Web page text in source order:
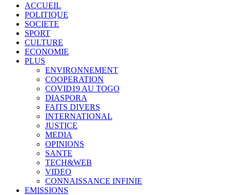
ACCUEIL
POLITIQUE
SOCIETE
SPORT
CULTURE
ECONOMIE
PLUS
ENVIRONNEMENT
COOPERATION
COVID19 AU TOGO
DIASPORA
FAITS DIVERS
INTERNATIONAL
JUSTICE
MEDIA
OPINIONS
SANTE
TECH&WEB
VIDEO
CONNAISSANCE INFINIE
EMISSIONS